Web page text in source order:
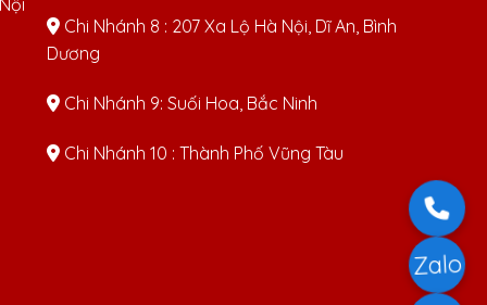
Chi Nhánh 8 : 207 Xa Lộ Hà Nội, Dĩ An, Bình
Dương
Chi Nhánh 9: Suối Hoa, Bắc Ninh
Chi Nhánh 10 : Thành Phố Vũng Tàu
Zalo